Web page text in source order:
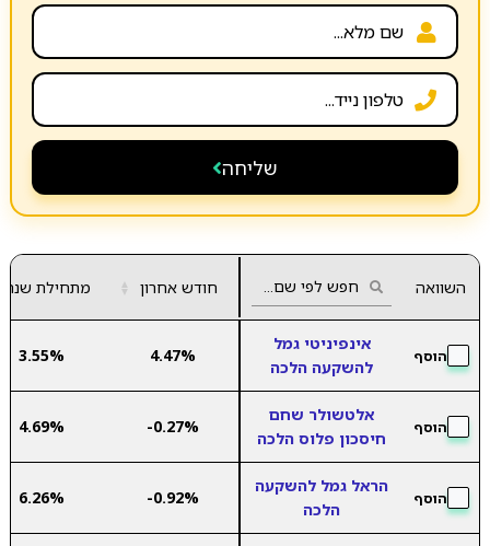
שליחה
השוואה חודש אחרון ▲
▼ מתחילת שנה
הוסף
אינפיניטי גמל
להשקעה הלכה
4.47%
3.55%
הוסף
אלטשולר שחם
חיסכון פלוס הלכה
-0.27%
4.69%
הוסף
הראל גמל להשקעה
הלכה
-0.92%
6.26%